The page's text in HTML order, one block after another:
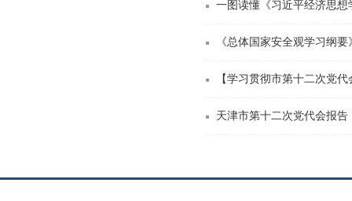
一图读懂《习近平经济思
《总体国家安全观学习纲
【学习贯彻市第十二次党
天津市第十二次党代会报告